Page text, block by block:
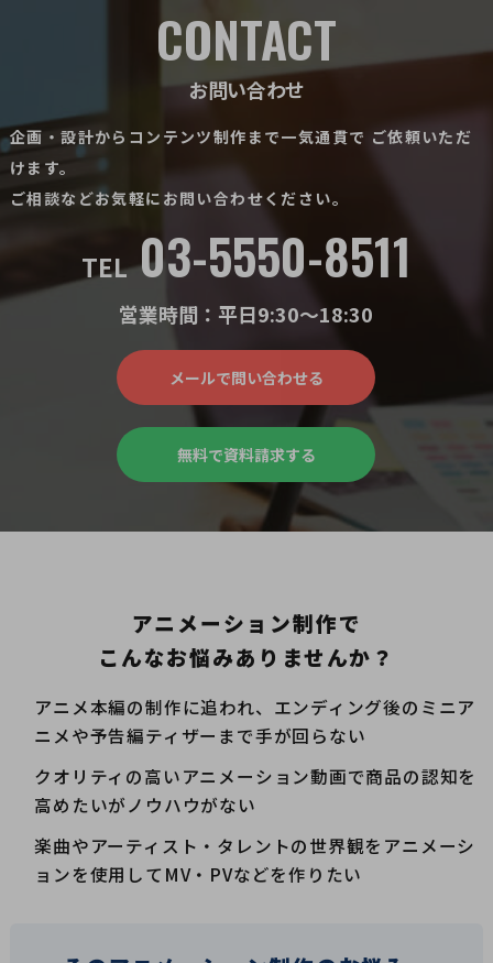
CONTACT
お問い合わせ
企画・設計からコンテンツ制作まで一気通貫で ご依頼いただ
けます。
ご相談などお気軽にお問い合わせください。
TEL03-5550-8511
営業時間：平日9:30〜18:30
メールで問い合わせる
無料で資料請求する
アニメーション制作で
こんなお悩みありませんか？
アニメ本編の制作に追われ、エンディング後のミニア
ニメや予告編ティザーまで手が回らない
クオリティの高いアニメーション動画で商品の認知を
高めたいがノウハウがない
楽曲やアーティスト・タレントの世界観をアニメーシ
ョンを使用してMV・PVなどを作りたい